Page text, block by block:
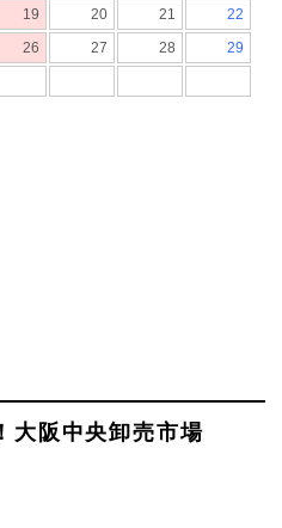
大阪中央卸売市場